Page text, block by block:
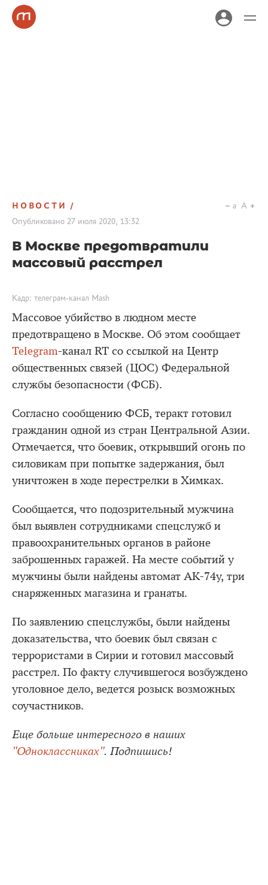
НОВОСТИ
Опубликовано 27 июля 2020, 13:32
a A
В Москве предотвратили
массовый расстрел
Кадр: телеграм-канал Mash
Массовое убийство в людном месте
предотвращено в Москве. Об этом сообщает
Telegram-канал RT со ссылкой на Центр
общественных связей (ЦОС) Федеральной
службы безопасности (ФСБ).
Согласно сообщению ФСБ, теракт готовил
гражданин одной из стран Центральной Азии.
Отмечается, что боевик, открывший огонь по
силовикам при попытке задержания, был
уничтожен в ходе перестрелки в Химках.
Сообщается, что подозрительный мужчина
был выявлен сотрудниками спецслужб и
правоохранительных органов в районе
заброшенных гаражей. На месте событий у
мужчины были найдены автомат АК-74у, три
снаряженных магазина и гранаты.
По заявлению спецслужбы, были найдены
доказательства, что боевик был связан с
террористами в Сирии и готовил массовый
расстрел. По факту случившегося возбуждено
уголовное дело, ведется розыск возможных
соучастников.
Еще больше интересного в наших
"Одноклассниках". Подпишись!